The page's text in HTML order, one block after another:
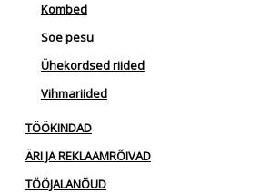
Kombed
Soe pesu
Ühekordsed riided
Vihmariided
TÖÖKINDAD
ÄRI JA REKLAAMRÕIVAD
TÖÖJALANÕUD